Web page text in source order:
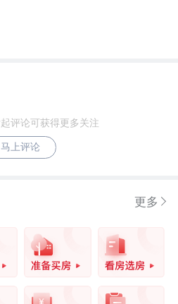
评论可获得更多关注
马上评论
更多